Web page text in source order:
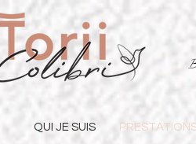
QUI JE SUIS